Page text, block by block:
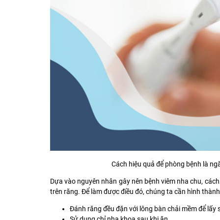
Cách hiệu quả để phòng bệnh là
Dựa vào nguyên nhân gây nên bệnh viêm nha chu,
trên răng. Để làm được điều đó, chúng ta cần hình
Đánh răng đều đặn với lông bàn chải mềm để lấy